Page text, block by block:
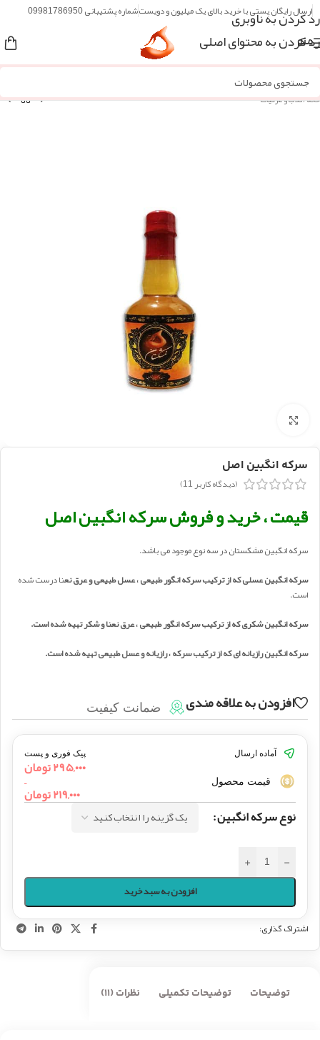
رد کردن به ناوبری
رد کردن به محتوای اصلی
ارسال رایگان پستی با خرید بالای یک میلیون و دویستشماره پشتیبانی 09981786950
منو
خانه/گلاب و عرقیات
سرکه انگبین اصل
(دیدگاه کاربر 11
)
قیمت ، خرید و فروش سرکه انگبین اصل
سرکه انگبین مشکستان در سه نوع موجود می باشد.
سرکه انگبین عسلی که از ترکیب سرکه انگور طبیعی ، عسل طبیعی و عرق نعنا درست شده
است.
سرکه انگبین شکری که از ترکیب سرکه انگور طبیعی ، عرق نعنا و شکر تهیه شده است.
سرکه انگبین رازیانه ای که از ترکیب سرکه ، رازیانه و عسل طبیعی تهیه شده است.
افزودن به علاقه مندی ضمانت کیفیت
آماده ارسال پیک فوری و پست
قیمت محصول
۲۹۵,۰۰۰تومان
–
۲۱۹,۰۰۰تومان
نوع سرکه انگبین
-
+
افزودن به سبد خرید
اشتراک گذاری:
توضیحات توضیحات تکمیلی نظرات (11)